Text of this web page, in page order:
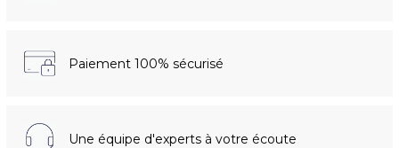
Paiement 100% sécurisé
Une équipe d'experts à votre écoute